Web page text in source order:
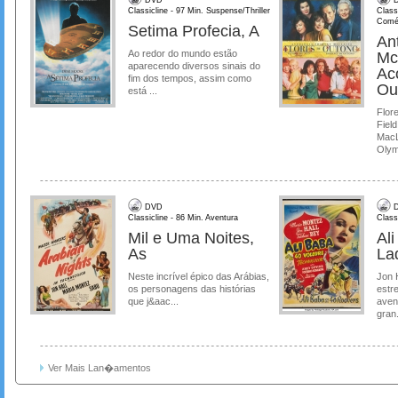
Classicline - 97 Min. Suspense/Thriller
Setima Profecia, A
Ao redor do mundo estão
aparecendo diversos sinais do
fim dos tempos, assim como
está ...
DVD
Classicline - 86 Min. Aventura
Mil e Uma Noites,
As
Neste incrível épico das Arábias,
os personagens das histórias
que j&aac...
Ali
Jon
Ver Mais Lan�amentos